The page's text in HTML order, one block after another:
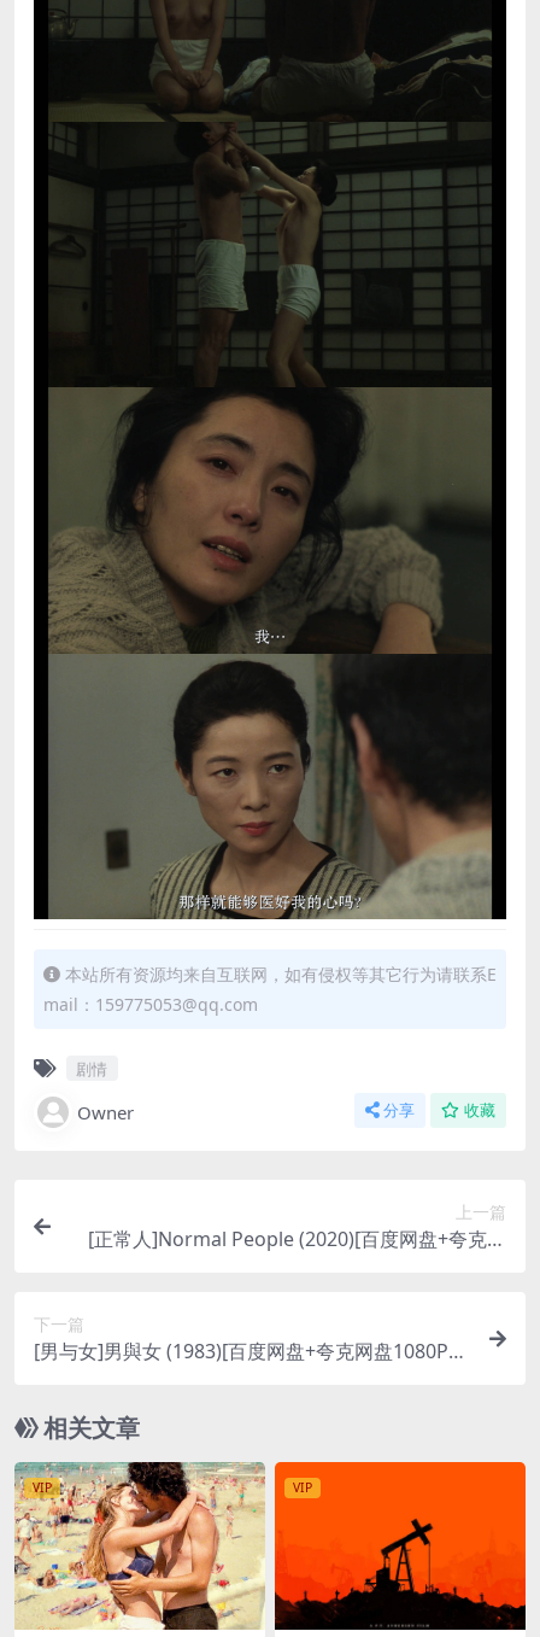
本站所有资源均来自互联网，如有侵权等其它行为请联系E
mail：159775053@qq.com
剧情
Owner 分享 收藏
上一篇
[正常人]Normal People (2020)[百度网盘+夸克网
下一篇
[男与女]男與女 (1983)[百度网盘+夸克网盘1080P超
语中字]
相关文章
VIP VIP